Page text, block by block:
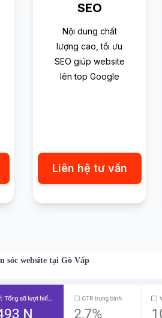
SEO
Nội dung chất
lượng cao, tối ưu
SEO giúp website
lên top Google
Liên hệ tư vấn
sóc website tại Gò Vấp